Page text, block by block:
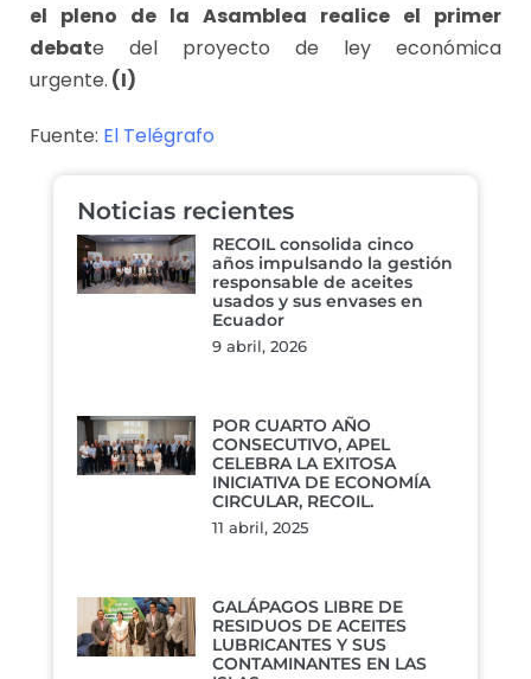
el pleno de la Asamblea realice el primer
debate del proyecto de ley económica
urgente. (I)
Fuente: El Telégrafo
Noticias recientes
RECOIL consolida cinco
años impulsando la gestión
responsable de aceites
usados y sus envases en
Ecuador
9 abril, 2026
POR CUARTO AÑO
CONSECUTIVO, APEL
CELEBRA LA EXITOSA
INICIATIVA DE ECONOMÍA
CIRCULAR, RECOIL.
11 abril, 2025
GALÁPAGOS LIBRE DE
RESIDUOS DE ACEITES
LUBRICANTES Y SUS
CONTAMINANTES EN LAS